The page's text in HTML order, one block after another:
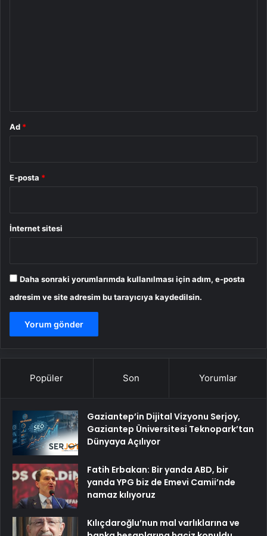
Ad *
E-posta *
İnternet sitesi
Daha sonraki yorumlarımda kullanılması için adım, e-posta
adresim ve site adresim bu tarayıcıya kaydedilsin.
Popüler Son Yorumlar
Gaziantep’in Dijital Vizyonu Serjoy,
Gaziantep Üniversitesi Teknopark’tan
Dünyaya Açılıyor
Fatih Erbakan: Bir yanda ABD, bir
yanda YPG biz de Emevi Camii’nde
namaz kılıyoruz
Kılıçdaroğlu’nun mal varlıklarına ve